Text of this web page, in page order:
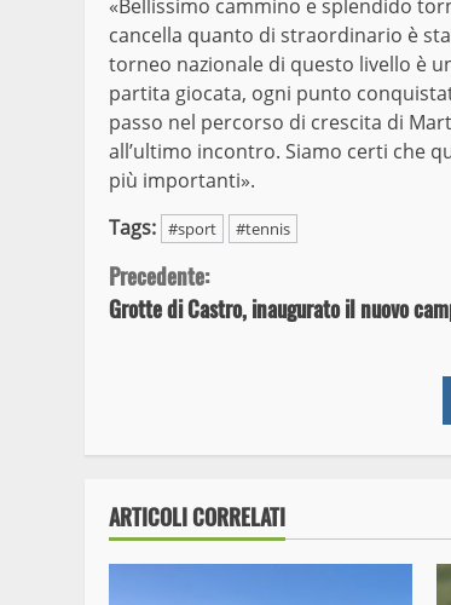
«Bellissimo cammino e splendido
cancella quanto di straordinario è
torneo nazionale di questo livello è
partita giocata, ogni punto
passo nel percorso di crescita di
all’ultimo incontro. Siamo certi che
più importanti».
Tags: #sport #tennis
Continue
Reading
Precedente:
Grotte di Castro, inaugurato il nuovo
ARTICOLI CORRELATI